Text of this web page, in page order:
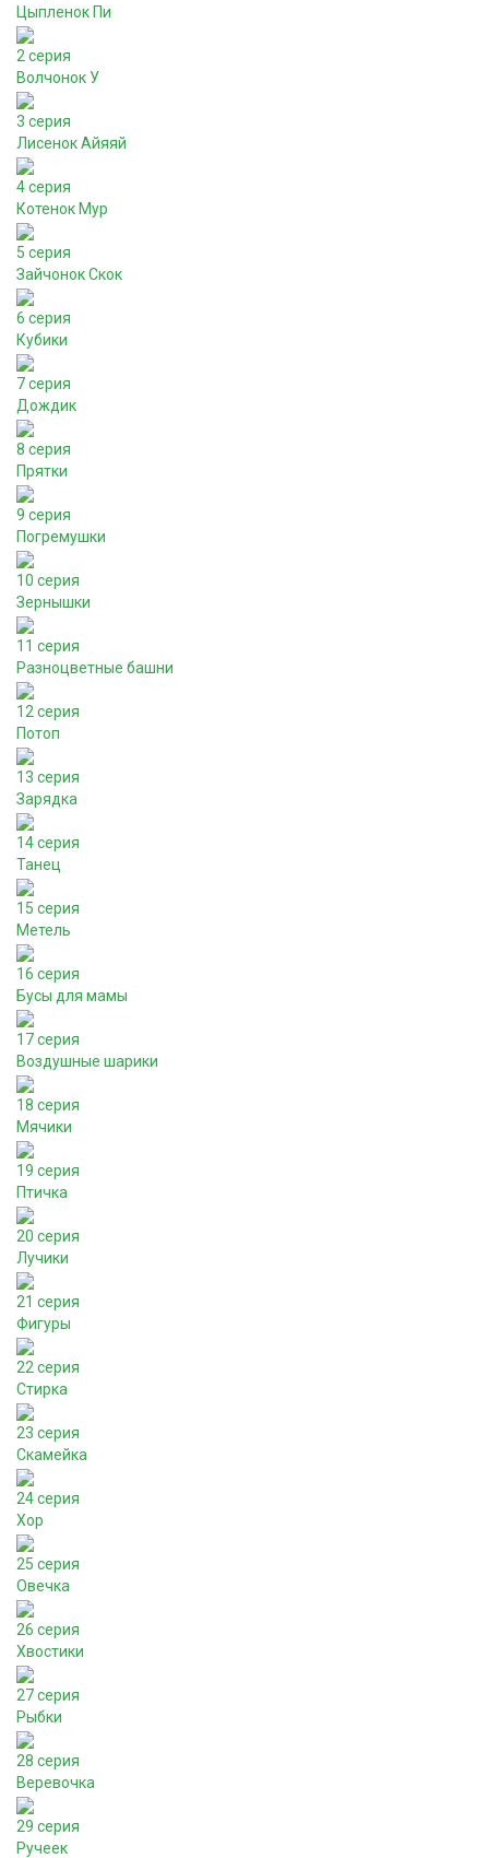
Цыпленок Пи
2 серия
Волчонок У
3 серия
Лисенок Айяяй
4 серия
Котенок Мур
5 серия
Зайчонок Скок
6 серия
Кубики
7 серия
Дождик
8 серия
Прятки
9 серия
Погремушки
10 серия
Зернышки
11 серия
Разноцветные башни
12 серия
Потоп
13 серия
Зарядка
14 серия
Танец
15 серия
Метель
16 серия
Бусы для мамы
17 серия
Воздушные шарики
18 серия
Мячики
19 серия
Птичка
20 серия
Лучики
21 серия
Фигуры
22 серия
Стирка
23 серия
Скамейка
24 серия
Хор
25 серия
Овечка
26 серия
Хвостики
27 серия
Рыбки
28 серия
Веревочка
29 серия
Ручеек